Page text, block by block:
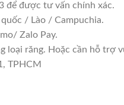
để được tư vấn chính xác.
/ Lào / Campuchia.
Zalo Pay.
loại răng. Hoặc cần hỗ
TPHCM